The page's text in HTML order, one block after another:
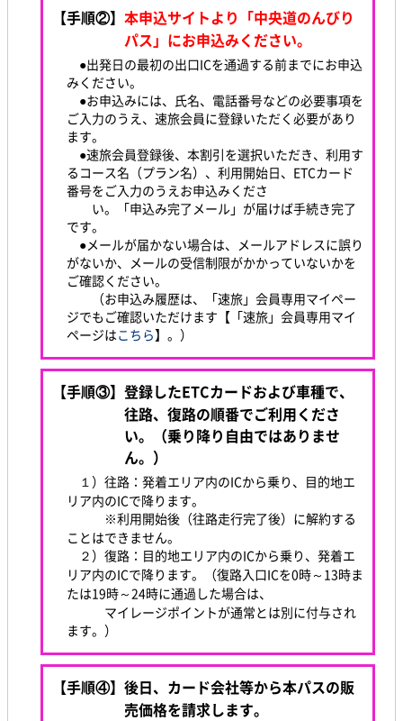
【手順②】 本申込サイトより「中央道のんびり
パス」にお申込みください。
●出発日の最初の出口ICを通過する前までにお申込
みください。
●お申込みには、氏名、電話番号などの必要事項を
ご入力のうえ、速旅会員に登録いただく必要があり
ます。
●速旅会員登録後、本割引を選択いただき、利用す
るコース名（プラン名）、利用開始日、ETCカード
番号をご入力のうえお申込みくださ
い。「申込み完了メール」が届けば手続き完了
です。
●メールが届かない場合は、メールアドレスに誤り
がないか、メールの受信制限がかかっていないかを
ご確認ください。
（お申込み履歴は、「速旅」会員専用マイペー
ジでもご確認いただけます【「速旅」会員専用マイ
ページはこちら】。）
【手順③】登録したETCカードおよび車種で、
往路、復路の順番でご利用くださ
い。（乗り降り自由ではありませ
ん。）
１）往路：発着エリア内のICから乗り、目的地エ
リア内のICで降ります。
※利用開始後（往路走行完了後）に解約する
ことはできません。
２）復路：目的地エリア内のICから乗り、発着エ
リア内のICで降ります。（復路入口ICを0時～13時ま
たは19時～24時に通過した場合は、
マイレージポイントが通常とは別に付与され
ます。）
【手順④】後日、カード会社等から本パスの販
売価格を請求します。